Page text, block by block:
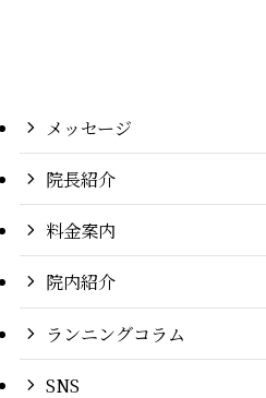
メッセージ
院長紹介
料金案内
院内紹介
ランニングコラム
SNS